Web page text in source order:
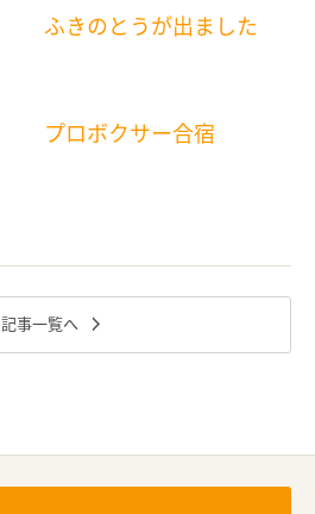
ふきのとうが出ました
プロボクサー合宿
記事一覧へ